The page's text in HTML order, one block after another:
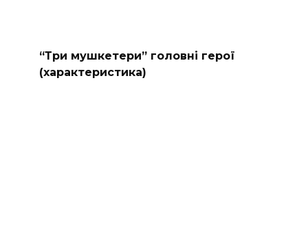
“Три мушкетери” головні герої
(характеристика)